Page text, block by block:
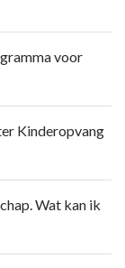
voor
Kinderopvang
Wat kan ik